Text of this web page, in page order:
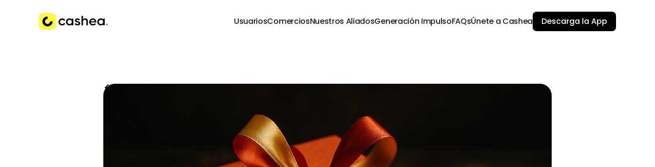
UsuariosComerciosNuestros AliadosGeneración ImpulsoFAQsÚnete a Cashea Descarga la App
Volver a Historias